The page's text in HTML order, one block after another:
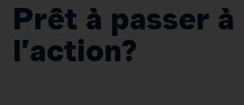
Prêt à passer à
l’action?